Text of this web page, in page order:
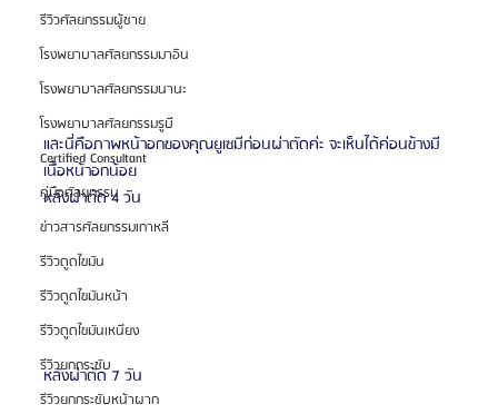
รีวิวศัลยกรรมผู้ชาย
โรงพยาบาลศัลยกรรมมาอิน
โรงพยาบาลศัลยกรรมนานะ
โรงพยาบาลศัลยกรรมรูบี
Certified Consultant
คู่มือศัลยกรรม
ข่าวสารศัลยกรรมเกาหลี
รีวิวดูดไขมัน
รีวิวดูดไขมันหน้า
รีวิวดูดไขมันเหนียง
รีวิวยกกระชับ
รีวิวยกกระชับหน้าผาก
และนี่คือภาพหน้าอกของคุณยูเซมีก่อนผ่าตัดค่ะ จะเห็นได้ค่อนข้างมี
เนื้อหน้าอกน้อย
หลังผ่าตัด 4 วัน
หลังผ่าตัด 7 วัน